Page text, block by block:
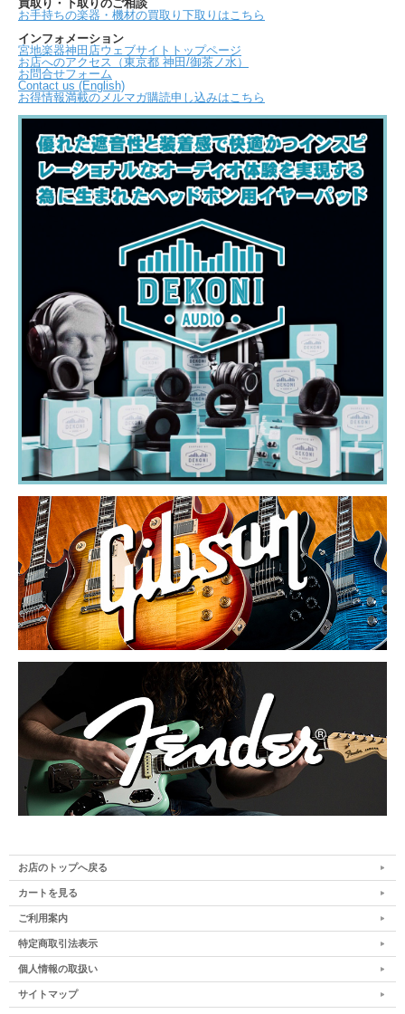
買取り・下取りのご相談
お手持ちの楽器・機材の買取り下取りはこちら
インフォメーション
宮地楽器神田店ウェブサイトトップページ
お店へのアクセス（東京都 神田/御茶ノ水）
お問合せフォーム
Contact us (English)
お得情報満載のメルマガ購読申し込みはこちら
お店のトップへ戻る
カートを見る
ご利用案内
特定商取引法表示
個人情報の取扱い
サイトマップ